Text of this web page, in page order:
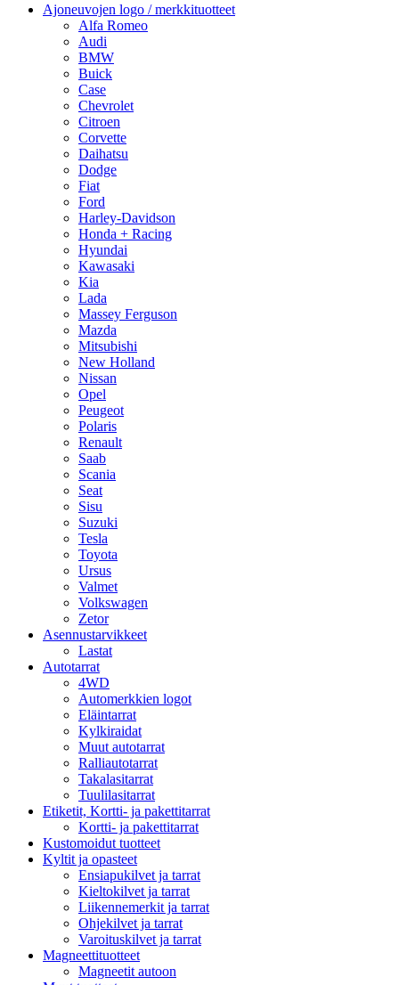
Ajoneuvojen logo / merkkituotteet
Alfa Romeo
Audi
BMW
Buick
Case
Chevrolet
Citroen
Corvette
Daihatsu
Dodge
Fiat
Ford
Harley-Davidson
Honda + Racing
Hyundai
Kawasaki
Kia
Lada
Massey Ferguson
Mazda
Mitsubishi
New Holland
Nissan
Opel
Peugeot
Polaris
Renault
Saab
Scania
Seat
Sisu
Suzuki
Tesla
Toyota
Ursus
Valmet
Volkswagen
Zetor
Asennustarvikkeet
Lastat
Autotarrat
4WD
Automerkkien logot
Eläintarrat
Kylkiraidat
Muut autotarrat
Ralliautotarrat
Takalasitarrat
Tuulilasitarrat
Etiketit, Kortti- ja pakettitarrat
Kortti- ja pakettitarrat
Kustomoidut tuotteet
Kyltit ja opasteet
Ensiapukilvet ja tarrat
Kieltokilvet ja tarrat
Liikennemerkit ja tarrat
Ohjekilvet ja tarrat
Varoituskilvet ja tarrat
Magneettituotteet
Magneetit autoon